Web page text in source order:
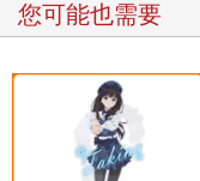
您可能也需要